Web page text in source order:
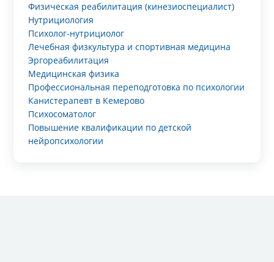
Физическая реабилитация (кинезиоспециалист)
Нутрициология
Психолог-нутрициолог
Лечебная физкультура и спортивная медицина
Эргореабилитация
Медицинская физика
Профессиональная переподготовка по психологии
Канистерапевт в Кемерово
Психосоматолог
Повышение квалификации по детской
нейропсихологии